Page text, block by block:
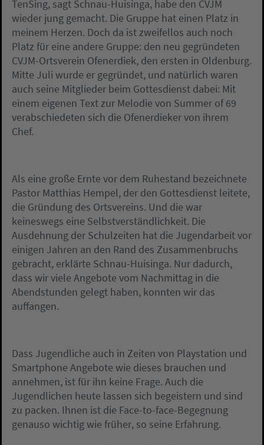
TenSing, sagt Schnau-Huisinga, habe den CVJM
wieder jung gemacht. Die Gruppe hat einen Platz in
meinem Herzen. Doch da ist zweifellos auch noch
Platz für eine andere Gruppe: den neu gegründeten
CVJM-Ortsverein Ofenerdiek, den ersten in Oldenburg.
Mitte Juli wurde er gegründet, und natürlich waren
auch seine Mitglieder beim Gottesdienst dabei: Mit
einem eigenen Text zur Melodie von Summer of 69
verabschiedeten sich die Ofenerdieker von ihrem
Chef.
Als eine große Ernte vor dem Ruhestand bezeichnete
Pastor Matthias Hempel, der den Gottesdienst leitete,
die Gründung des Ortsvereins. Und die war
keineswegs eine Selbstverständlichkeit. Die
Ausdehnung der Schulzeiten hat die Jugendarbeit vor
einigen Jahren an den Rand des Zusammenbruchs
gebracht, erklärte Schnau-Huisinga. Nur dadurch,
dass wir viele Angebote vom Nachmittag in die
Abendstunden gelegt haben, konnten wir das
auffangen.
Dass Jugendliche auch in Zeiten von Playstation und
Smartphone Angebote wie dieses brauchen und
annehmen, ist für ihn keine Frage. Auch die
Jugendlichen heute lassen sich begeistern und sind
zu packen. Ihnen ist die Face-to-face-Begegnung
genauso wichtig wie früher, so seine Erfahrung.